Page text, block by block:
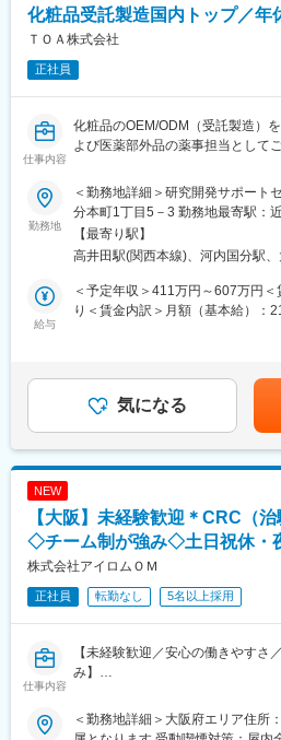
■同社の魅力：
プラスチック製品のパイオニアと
ライン」「高機能プラスチックス
広い領域において価値発揮しこの
変更の範囲：会社の定める業務
・変更管理業務
・逸脱管理業務
・不具合対応
つの業務のウェイトはそこまで重
域を横断いただきます）
です。出張期間は国内の場合は1
度です。
■配属先：
配属予定のグループ10名（グルー
※うち9名は中途入社者
質管理体制の仕組みの再構築に向
んだ業務変革を一緒に推進してい
小林製薬グループは「“あったら
す。
・数字で見る小林製薬
・福利厚生制度
https://www.kobayashi.co.jp/
変更の範囲：会社の定める業務
化粧品受託製造国内トップ／年
ＴＯＡ株式会社
正社員
仕事内容
化粧品のOEM/ODM（受託製造）
よび医薬部外品の薬事担当として
※2024年6月より「日本コルマー
ります。
■職務内容：
化粧品および医薬部外品について
広告チェック、 及びこれらに伴う
アとご希望を勘案してご担当頂き
＜～具体的には～＞
・研究開発員に対する社内教育、
情報の収集や取り纏めなど
・同社が会員になっている業界団
薬事室では現在５名が在籍してお
■研修制度：
入社後は、OJTや工場研修を行いま
です。
・新製品のコンセプト設計から原
リー（スキンケア・メイクアップ
（百貨店・ドラック・通販等）が
勤務地
＜勤務地詳細＞研究開発サポート
分本町1丁目5－3 勤務地最寄駅：
煙対策：敷地内全面禁煙変更の範
【最寄り駅】
高井田駅(関西本線)、河内国分駅
給与
＜予定年収＞411万円～607万円
り＜賃金内訳＞月額（基本給）：
ごとに評価面談があり、昇給、賞
年収】・勤続10年程度：500～
800万円賃金はあくまでも目安の
する可能性があります。月給(月
気になる
NEW
【大阪】未経験歓迎＊CRC（
◇チーム制が強み◇土日祝休・
株式会社アイロムＯＭ
正社員 転勤なし 5名以上採用
仕事内容
【未経験歓迎／安心の働きやすさ
み】
■業務詳細／治験コーディネータ
新しい薬や治療法が安全で効果的
＜勤務地詳細＞大阪府エリア住所